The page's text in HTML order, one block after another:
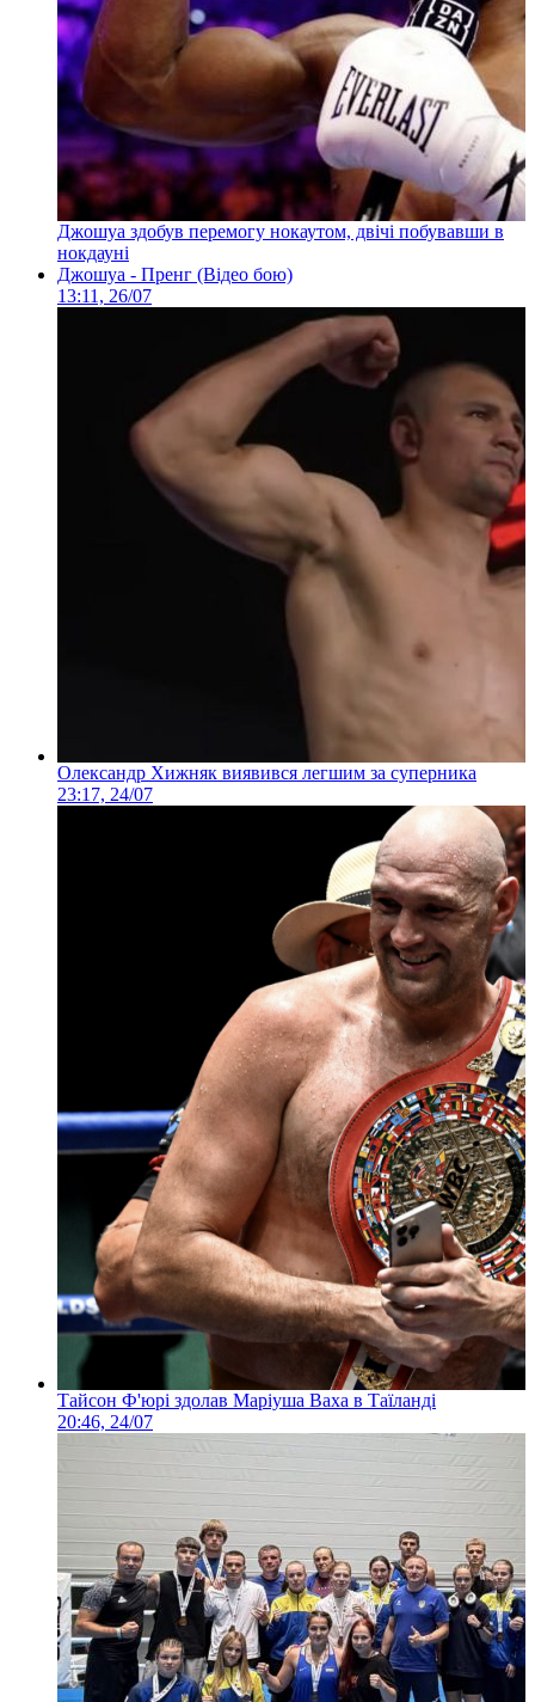
Джошуа здобув перемогу нокаутом, двічі побувавши в
нокдауні
Джошуа - Пренг (Відео бою)
13:11, 26/07
Олександр Хижняк виявився легшим за суперника
23:17, 24/07
Тайсон Ф'юрі здолав Маріуша Ваха в Таїланді
20:46, 24/07